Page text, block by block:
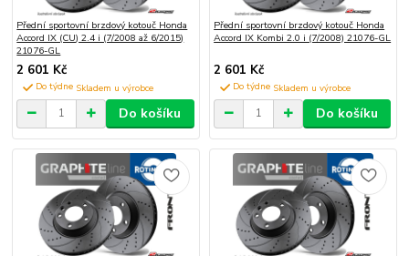
Přední sportovní brzdový kotouč Honda
Accord IX (CU) 2.4 i (7/2008 až 6/2015)
21076-GL
2 601 Kč
Do týdne
Do košíku
Přední sportovní brzdový kotouč Honda
Accord IX Kombi 2.0 i (7/2008) 21076-GL
2 601 Kč
Do týdne
Do košíku